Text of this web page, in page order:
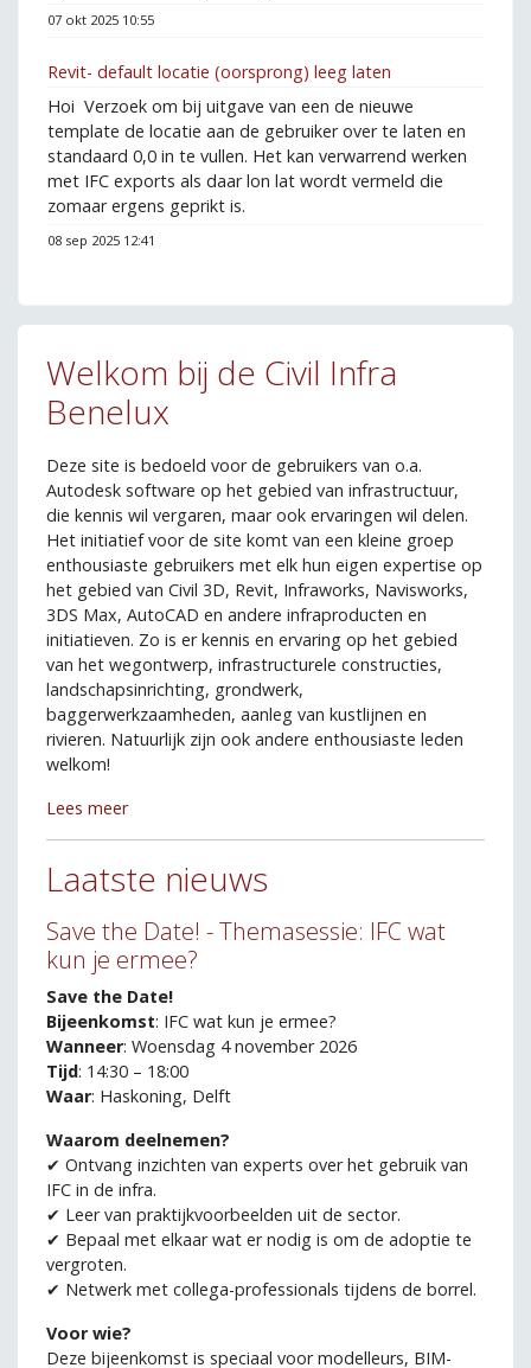
07 okt 2025 10:55
Revit- default locatie (oorsprong) leeg laten
Hoi Verzoek om bij uitgave van een de nieuwe
template de locatie aan de gebruiker over te laten en
standaard 0,0 in te vullen. Het kan verwarrend werken
met IFC exports als daar lon lat wordt vermeld die
zomaar ergens geprikt is.
08 sep 2025 12:41
Welkom bij de Civil Infra
Benelux
Deze site is bedoeld voor de gebruikers van o.a.
Autodesk software op het gebied van infrastructuur,
die kennis wil vergaren, maar ook ervaringen wil delen.
Het initiatief voor de site komt van een kleine groep
enthousiaste gebruikers met elk hun eigen expertise op
het gebied van Civil 3D, Revit, Infraworks, Navisworks,
3DS Max, AutoCAD en andere infraproducten en
initiatieven. Zo is er kennis en ervaring op het gebied
van het wegontwerp, infrastructurele constructies,
landschapsinrichting, grondwerk,
baggerwerkzaamheden, aanleg van kustlijnen en
rivieren. Natuurlijk zijn ook andere enthousiaste leden
welkom!
Lees meer
Laatste nieuws
Save the Date! - Themasessie: IFC wat
kun je ermee?
Save the Date!
Bijeenkomst: IFC wat kun je ermee?
Wanneer: Woensdag 4 november 2026
Tijd: 14:30 – 18:00
Waar: Haskoning, Delft
Waarom deelnemen?
✔ Ontvang inzichten van experts over het gebruik van
IFC in de infra.
✔ Leer van praktijkvoorbeelden uit de sector.
✔ Bepaal met elkaar wat er nodig is om de adoptie te
vergroten.
✔ Netwerk met collega-professionals tijdens de borrel.
Voor wie?
Deze bijeenkomst is speciaal voor modelleurs, BIM-